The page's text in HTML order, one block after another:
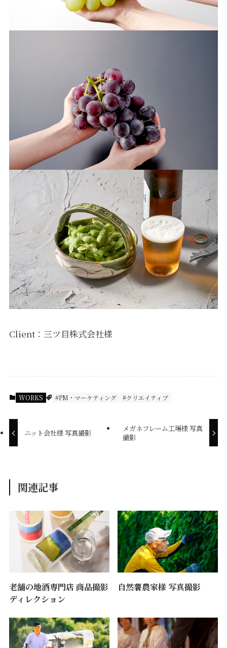
Client：三ツ目株式会社様
WORKS #PM・マーケティング #クリエイティブ
ニット会社様 写真撮影
メガネフレーム工場様 写真
撮影
関連記事
老舗の地酒専門店 商品撮影
ディレクション
自然薯農家様 写真撮影